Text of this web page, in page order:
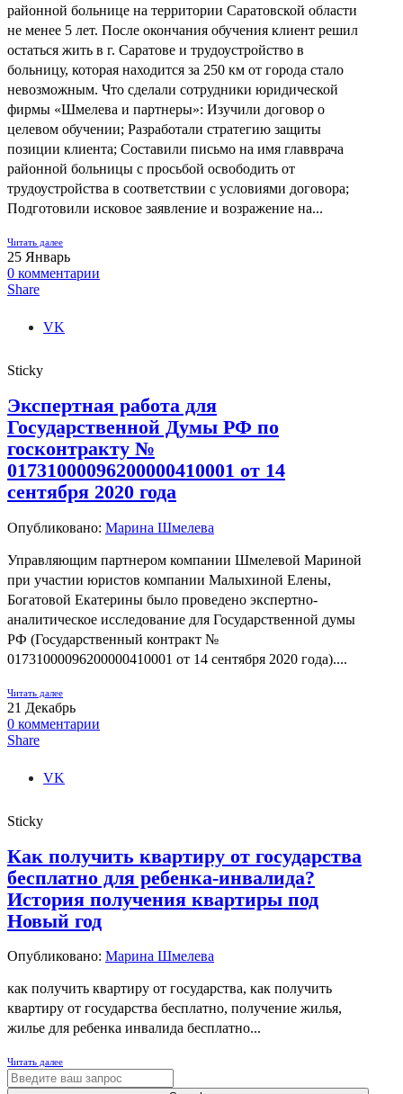
районной больнице на территории Саратовской области
не менее 5 лет. После окончания обучения клиент решил
остаться жить в г. Саратове и трудоустройство в
больницу, которая находится за 250 км от города стало
невозможным. Что сделали сотрудники юридической
фирмы «Шмелева и партнеры»: Изучили договор о
целевом обучении; Разработали стратегию защиты
позиции клиента; Составили письмо на имя главврача
районной больницы с просьбой освободить от
трудоустройства в соответствии с условиями договора;
Подготовили исковое заявление и возражение на...
Читать далее
25 Январь
0 комментарии
Share
VK
Sticky
Экспертная работа для
Государственной Думы РФ по
госконтракту №
01731000096200000410001 от 14
сентября 2020 года
Опубликовано: Марина Шмелева
Управляющим партнером компании Шмелевой Мариной
при участии юристов компании Малыхиной Елены,
Богатовой Екатерины было проведено экспертно-
аналитическое исследование для Государственной думы
РФ (Государственный контракт №
01731000096200000410001 от 14 сентября 2020 года)....
Читать далее
21 Декабрь
0 комментарии
Share
VK
Sticky
Как получить квартиру от государства
бесплатно для ребенка-инвалида?
История получения квартиры под
Новый год
Опубликовано: Марина Шмелева
как получить квартиру от государства, как получить
квартиру от государства бесплатно, получение жилья,
жилье для ребенка инвалида бесплатно...
Читать далее